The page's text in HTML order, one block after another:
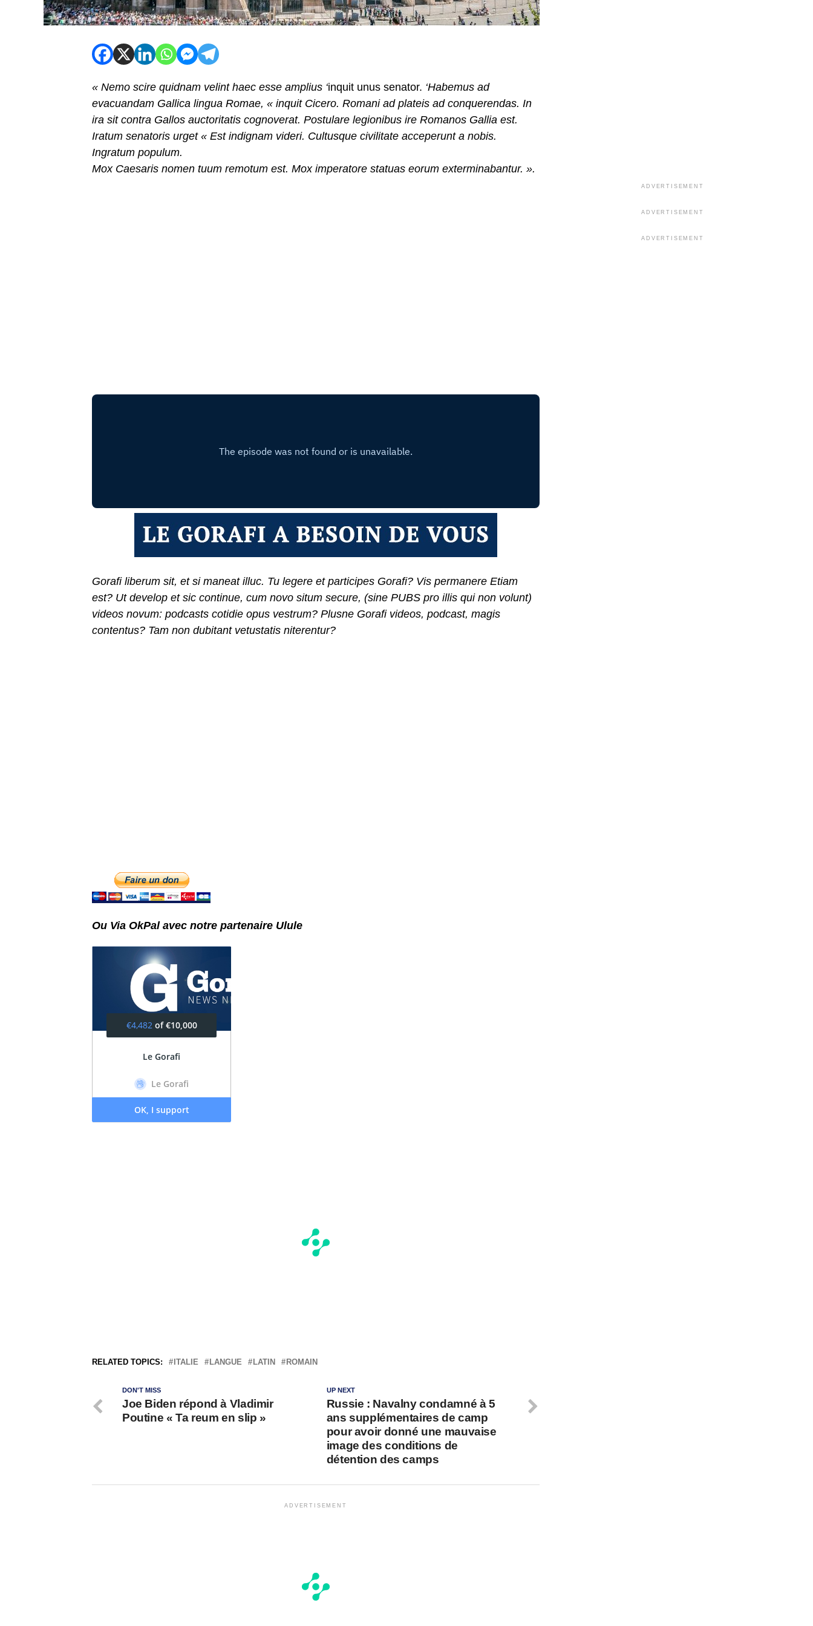
« Nemo scire quidnam velint haec esse amplius ‘inquit unus senator. ‘Habemus ad
evacuandam Gallica lingua Romae, « inquit Cicero. Romani ad plateis ad conquerendas. In
ira sit contra Gallos auctoritatis cognoverat. Postulare legionibus ire Romanos Gallia est.
Iratum senatoris urget « Est indignam videri. Cultusque civilitate acceperunt a nobis.
Ingratum populum.
Mox Caesaris nomen tuum remotum est. Mox imperatore statuas eorum exterminabantur. ».
Gorafi liberum sit, et si maneat illuc. Tu legere et participes Gorafi? Vis permanere Etiam
est? Ut develop et sic continue, cum novo situm secure, (sine PUBS pro illis qui non volunt)
videos novum: podcasts cotidie opus vestrum? Plusne Gorafi videos, podcast, magis
contentus? Tam non dubitant vetustatis niterentur?
Ou Via OkPal avec notre partenaire Ulule
RELATED TOPICS: ITALIE LANGUE LATIN ROMAIN
UP NEXT
Russie : Navalny condamné à 5
ans supplémentaires de camp
pour avoir donné une mauvaise
image des conditions de
détention des camps
DON'T MISS
Joe Biden répond à Vladimir
Poutine « Ta reum en slip »
ADVERTISEMENT
ADVERTISEMENT
ADVERTISEMENT
ADVERTISEMENT